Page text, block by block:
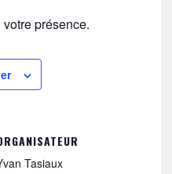
votre présence.
Tasiaux